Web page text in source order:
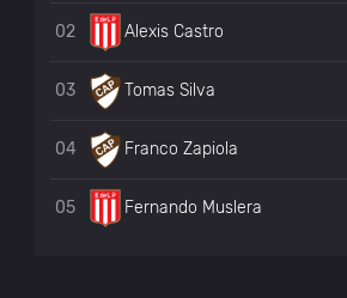
Эстудиантес
Эстудиантес
02 Alexis Castro
03 Tomas Silva
04 Franco Zapiola
05 Fernando Muslera